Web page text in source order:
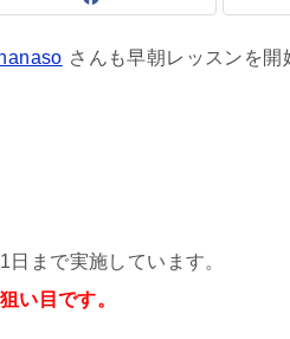
さんも早朝レッスンを開
まで実施しています。
い目です。